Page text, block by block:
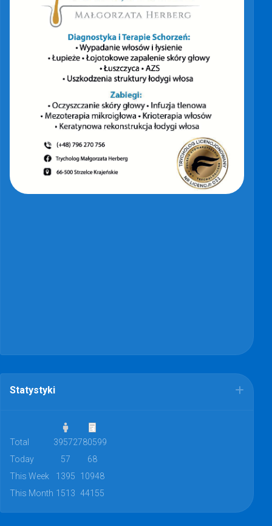
Statystyki
Total 39572780599
Today
57
68
This Week
1395
10948
This Month 1513 44155